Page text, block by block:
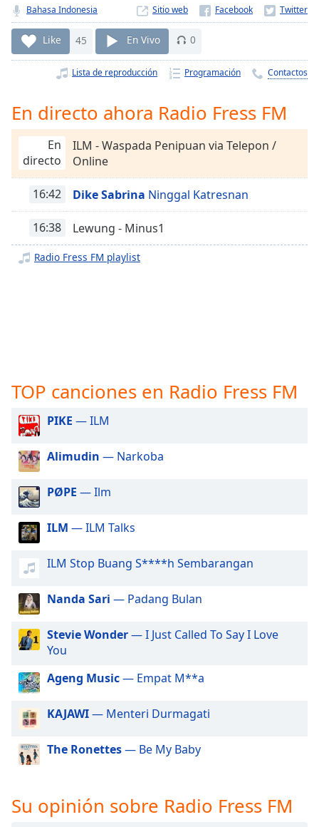
live,
currently
behind
LIVE
Remaining
Playback
Chapters
Descriptions
descriptions
subtitles
dialog
subtitles
off
selected
Audio
Track
Picture-
in-
Fullscreen
modal
window.
Beginning
dialog
window.
Escape
close
Bahasa Indonesia Sitio web
Like 45 En Vivo 0
Lista de reproducción Programación Contactos
En directo ahora Radio Fress FM
En
directo
ILM - Waspada Penipuan via Telepon /
Online
16:42 Dike Sabrina Ninggal Katresnan
16:38 Lewung - Minus1
Radio Fress FM playlist
TOP canciones en Radio Fress FM
PIKE — ILM
Alimudin — Narkoba
PØPE — Ilm
ILM — ILM Talks
ILM Stop Buang S****h Sembarangan
Nanda Sari — Padang Bulan
Stevie Wonder— I Just Called To Say I Love
You
Ageng Music— Empat M**a
KAJAWI— Menteri Durmagati
The Ronettes— Be My Baby
Su opinión sobre Radio Fress FM